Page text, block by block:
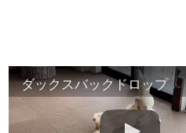
ダックスバックドロップ